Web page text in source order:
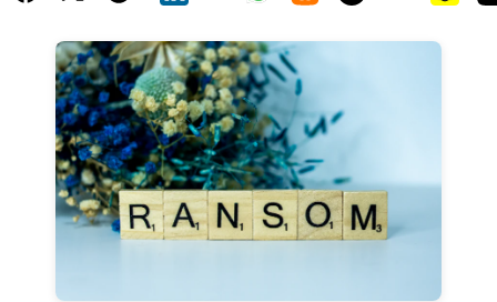
Chia
$1.37
-7.35%